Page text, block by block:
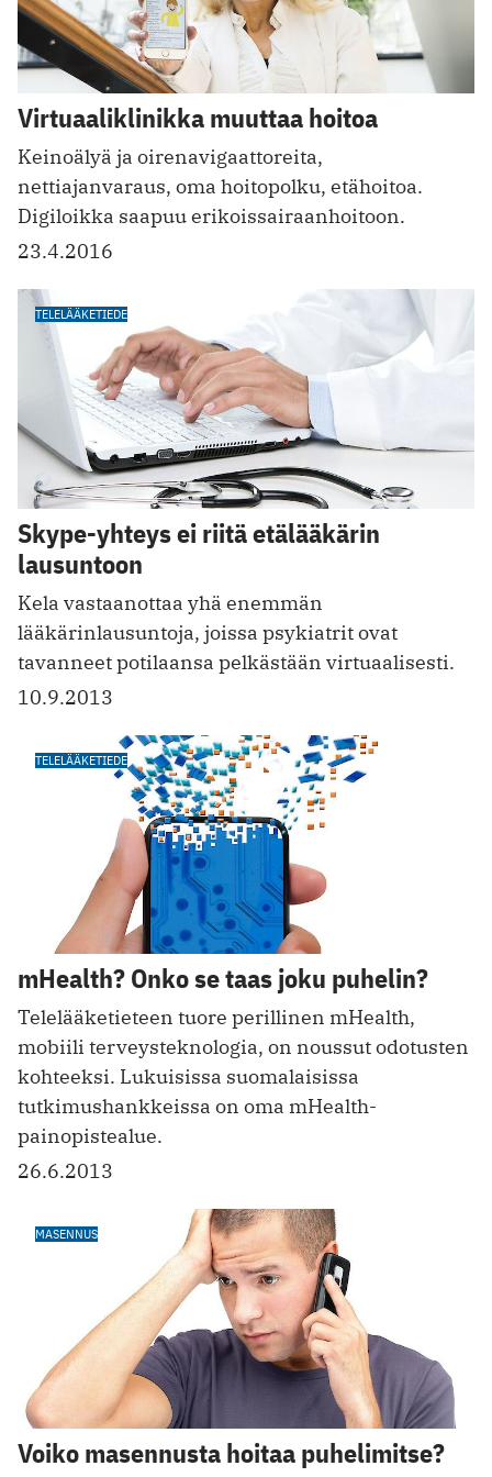
Virtuaaliklinikka muuttaa hoitoa
Keinoälyä ja oirenavigaattoreita,
nettiajanvaraus, oma hoitopolku, etähoitoa.
Digiloikka saapuu erikoissairaanhoitoon.
23.4.2016
TELELÄÄKETIEDE
Skype-yhteys ei riitä etälääkärin
lausuntoon
Kela vastaanottaa yhä enemmän
lääkärinlausuntoja, joissa psykiatrit ovat
tavanneet potilaansa pelkästään virtuaalisesti.
10.9.2013
TELELÄÄKETIEDE
mHealth? Onko se taas joku puhelin?
Telelääketieteen tuore perillinen mHealth,
mobiili terveysteknologia, on noussut odotusten
kohteeksi. Lukuisissa suomalaisissa
tutkimushankkeissa on oma mHealth-
painopistealue.
26.6.2013
MASENNUS
Voiko masennusta hoitaa puhelimitse?